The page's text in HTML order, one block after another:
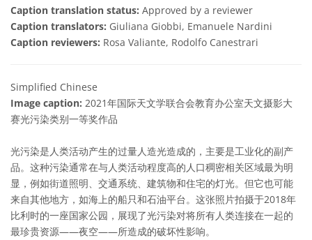
Caption translation status: Approved by a reviewer
Caption translators: Giuliana Giobbi, Emanuele Nardini
Caption reviewers: Rosa Valiante, Rodolfo Canestrari
Simplified Chinese
Image caption: 2021年国际天文学联合会教育办公室天文摄影大
赛光污染类别一等奖作品
光污染是人类活动产生的过量人造光造成的，主要是工业化的副产
品。这种污染通常在与人类活动程度高的人口稠密相关区域最为明
显，例如街道照明、交通系统、建筑物和住宅的灯光。但它也可能
来自其他地方，如海上的船只和石油平台。这张照片拍摄于2018年
比利时的一座国家公园，展现了光污染对将所有人类连接在一起的
最珍贵资源——夜空——所造成的破坏性影响。